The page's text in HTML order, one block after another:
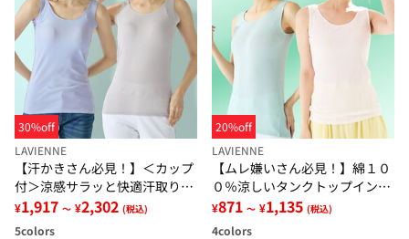
30%off
LAVIENNE
【汗かきさん必見！】＜カップ
付＞涼感サラッと快適汗取りタ
ンクトップインナー＜さらりラ
ボ＞
¥1,917 ～ ¥2,302 (税込)
5colors
20%off
LAVIENNE
【ムレ嫌いさん必見！】綿１０
０％涼しいタンクトップインナ
ー＜さらりラボ＞
¥871 ～ ¥1,135 (税込)
4colors